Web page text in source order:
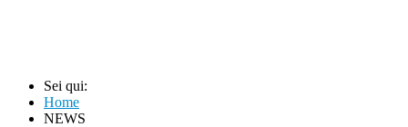
Sei qui:
Home
NEWS